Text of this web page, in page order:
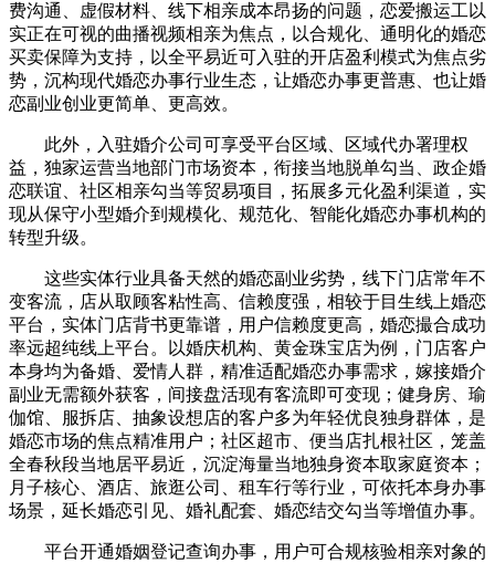
费沟通、虚假材料、线下相亲成本昂扬的问题，恋爱搬运工以
实正在可视的曲播视频相亲为焦点，以合规化、通明化的婚恋
买卖保障为支持，以全平易近可入驻的开店盈利模式为焦点劣
势，沉构现代婚恋办事行业生态，让婚恋办事更普惠、也让婚
恋副业创业更简单、更高效。
此外，入驻婚介公司可享受平台区域、区域代办署理权
益，独家运营当地部门市场资本，衔接当地脱单勾当、政企婚
恋联谊、社区相亲勾当等贸易项目，拓展多元化盈利渠道，实
现从保守小型婚介到规模化、规范化、智能化婚恋办事机构的
转型升级。
这些实体行业具备天然的婚恋副业劣势，线下门店常年不
变客流，店从取顾客粘性高、信赖度强，相较于目生线上婚恋
平台，实体门店背书更靠谱，用户信赖度更高，婚恋撮合成功
率远超纯线上平台。以婚庆机构、黄金珠宝店为例，门店客户
本身均为备婚、爱情人群，精准适配婚恋办事需求，嫁接婚介
副业无需额外获客，间接盘活现有客流即可变现；健身房、瑜
伽馆、服拆店、抽象设想店的客户多为年轻优良独身群体，是
婚恋市场的焦点精准用户；社区超市、便当店扎根社区，笼盖
全春秋段当地居平易近，沉淀海量当地独身资本取家庭资本；
月子核心、酒店、旅逛公司、租车行等行业，可依托本身办事
场景，延长婚恋引见、婚礼配套、婚恋结交勾当等增值办事。
平台开通婚姻登记查询办事，用户可合规核验相亲对象的